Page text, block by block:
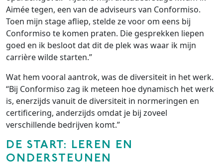
Aimée tegen, een van de adviseurs van Conformiso.
Toen mijn stage afliep, stelde ze voor om eens bij
Conformiso te komen praten. Die gesprekken liepen
goed en ik besloot dat dit de plek was waar ik mijn
carrière wilde starten.”
Wat hem vooral aantrok, was de diversiteit in het werk.
“Bij Conformiso zag ik meteen hoe dynamisch het werk
is, enerzijds vanuit de diversiteit in normeringen en
certificering, anderzijds omdat je bij zoveel
verschillende bedrijven komt.”
DE START: LEREN EN
ONDERSTEUNEN